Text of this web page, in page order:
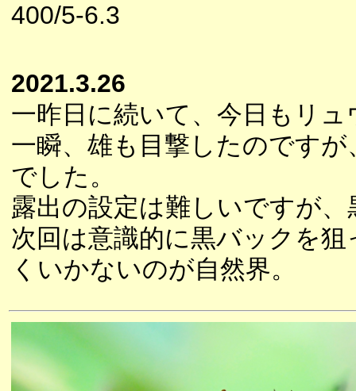
400/5-6.3
2021.3.26
一昨日に続いて、今日もリ
一瞬、雄も目撃したのです
でした。
露出の設定は難しいですが
次回は意識的に黒バックを
くいかないのが自然界。